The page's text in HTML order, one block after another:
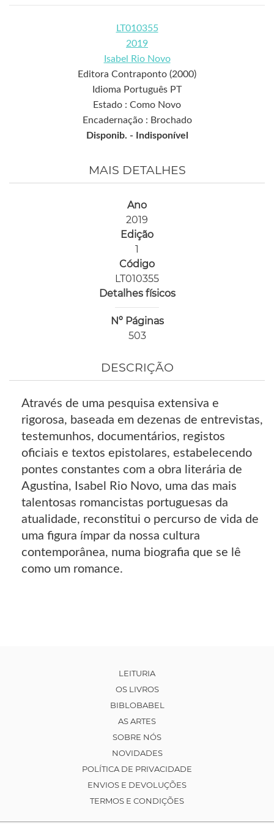
LT010355
2019
Isabel Rio Novo
Editora Contraponto (2000)
Idioma Português PT
Estado : Como Novo
Encadernação : Brochado
Disponib. - Indisponível
MAIS DETALHES
Ano
2019
Edição
1
Código
LT010355
Detalhes físicos
Nº Páginas
503
DESCRIÇÃO
Através de uma pesquisa extensiva e
rigorosa, baseada em dezenas de entrevistas,
testemunhos, documentários, registos
oficiais e textos epistolares, estabelecendo
pontes constantes com a obra literária de
Agustina, Isabel Rio Novo, uma das mais
talentosas romancistas portuguesas da
atualidade, reconstitui o percurso de vida de
uma figura ímpar da nossa cultura
contemporânea, numa biografia que se lê
como um romance.
LEITURIA
OS LIVROS
BIBLOBABEL
AS ARTES
SOBRE NÓS
NOVIDADES
POLÍTICA DE PRIVACIDADE
ENVIOS E DEVOLUÇÕES
TERMOS E CONDIÇÕES